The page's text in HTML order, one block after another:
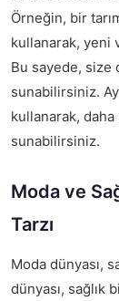
Örneğin, bir
kullanarak, yeni
Bu sayede, size
sunabilirsiniz.
kullanarak, daha
sunabilirsiniz.
Moda ve
Tarzı
Moda dünyası,
dünyası, sağlık